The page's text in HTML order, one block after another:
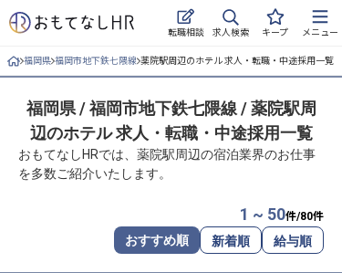
転職相談 求人検索 キープ メニュー
ログイン
求人・施設を探す
キープした求人
おもてなしHRについて
福岡県 福岡市地下鉄七隈線 薬院駅周辺のホテル 求人・転職・中途採用一覧
福岡県 / 福岡市地下鉄七隈線 / 薬院駅周
辺のホテル 求人・転職・中途採用一覧
おもてなしHRでは、薬院駅周辺の宿泊業界のお仕事
を多数ご紹介いたします。
1 ~ 50件/80件
おすすめ順 新着順 給与順